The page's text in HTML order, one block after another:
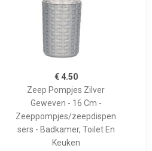
€ 4.50
Zeep Pompjes Zilver
Geweven - 16 Cm -
Zeeppompjes/zeepdispen
sers - Badkamer, Toilet En
Keuken